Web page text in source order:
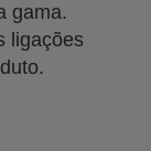
gama.
ligações